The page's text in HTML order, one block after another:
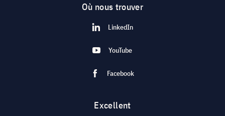
Où nous trouver
LinkedIn
YouTube
Facebook
Excellent